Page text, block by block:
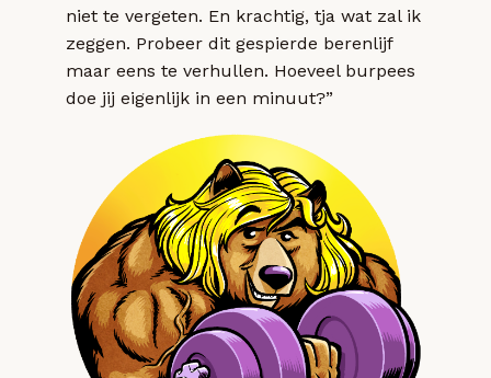
niet te vergeten. En krachtig, tja wat zal ik
zeggen. Probeer dit gespierde berenlijf
maar eens te verhullen. Hoeveel burpees
doe jij eigenlijk in een minuut?”